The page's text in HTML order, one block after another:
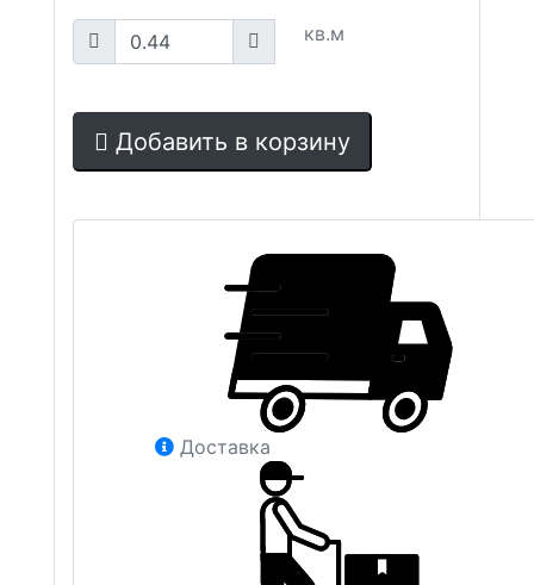
кв.м
Добавить в корзину
Доставка